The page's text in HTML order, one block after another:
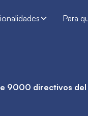
Para
9000 directivos del